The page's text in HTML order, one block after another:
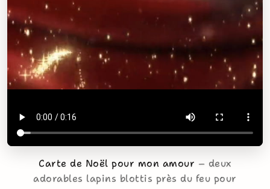
Carte de Noël pour mon amour
deux
adorables lapins blottis près du feu pour